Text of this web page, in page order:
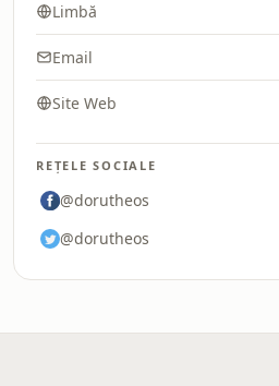
Limbă
Email
Site Web
REȚELE SOCIALE
@dorutheos
@dorutheos